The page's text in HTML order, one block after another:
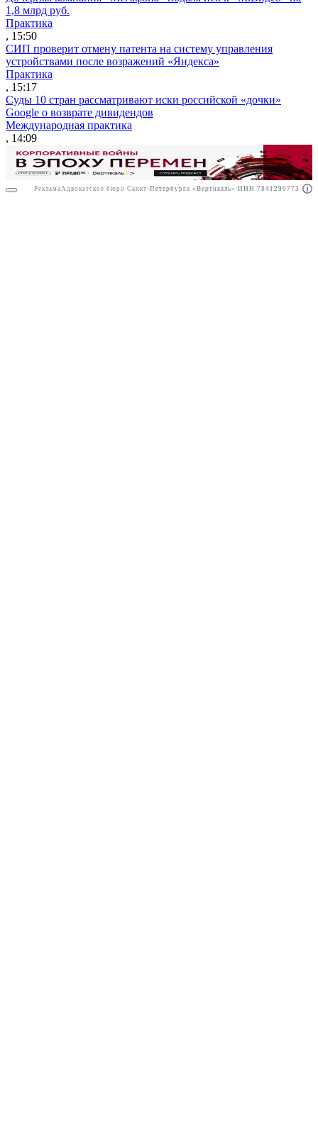
РекламаАО"ПРАВО.РУ" ИНН: 7708095468
1,8 млрд руб.
Практика
, 15:50
СИП проверит отмену патента на систему управления
устройствами после возражений «Яндекса»
Практика
, 15:17
Суды 10 стран рассматривают иски российской «дочки»
Google о возврате дивидендов
Международная практика
, 14:09
Реклама Адвокатское бюро Санкт-Петербурга «Вертикаль» ИНН 7841290773